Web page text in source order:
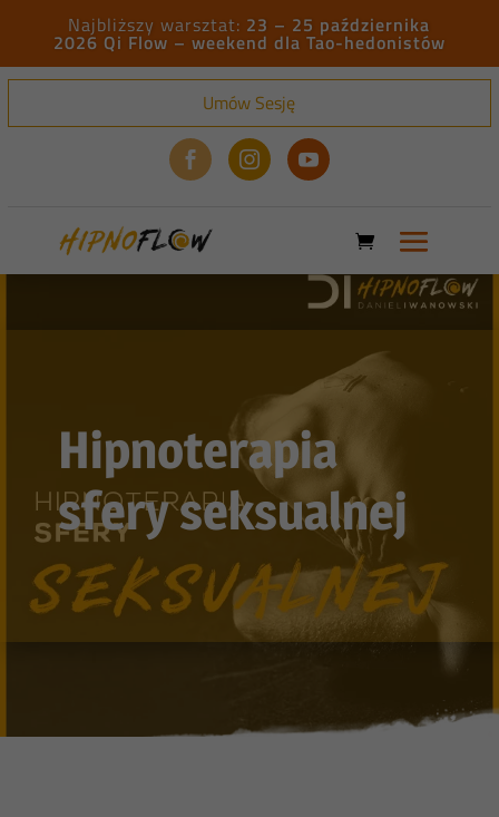
23 – 25 października
2026 Qi Flow – weekend dla Tao-hedonistów
Umów Sesję
  
Hipnoterapia
sfery seksualnej